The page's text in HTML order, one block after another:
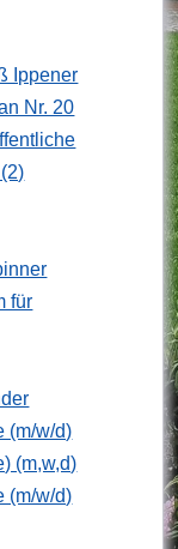
Ippener
Nr. 20
für
(m/w/d)
(m,w,d)
(m/w/d)